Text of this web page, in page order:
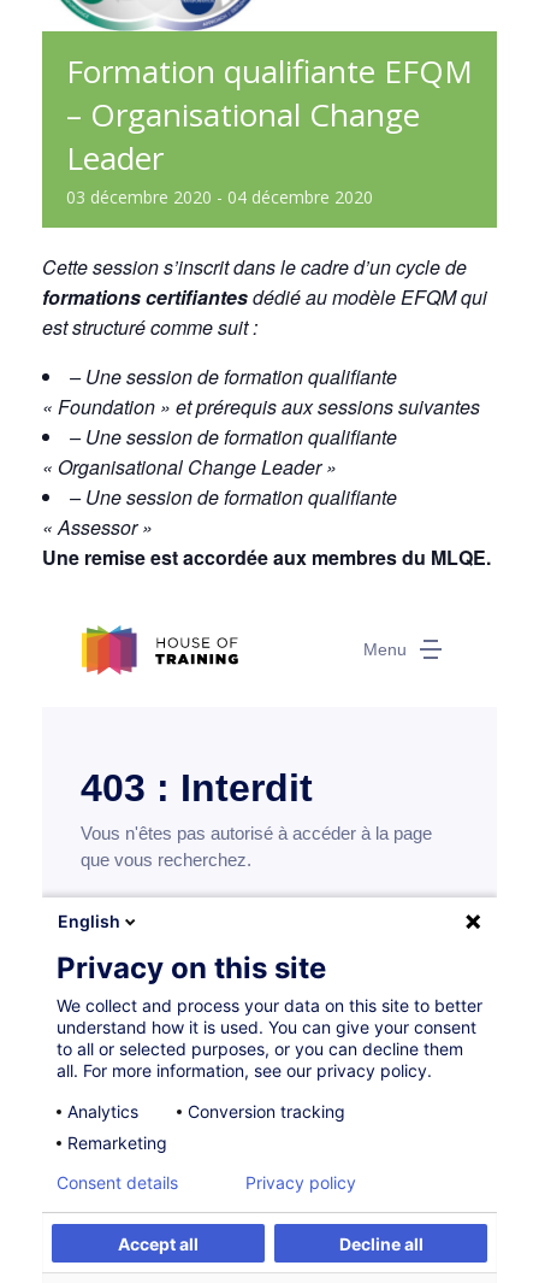
Formation qualifiante EFQM
– Organisational Change
Leader
03 décembre 2020 - 04 décembre 2020
Cette session s’inscrit dans le cadre d’un cycle de
formations certifiantesdédié au modèle EFQM qui
est structuré comme suit :
– Une session de formation qualifiante
« Foundation » et prérequis aux sessions suivantes
– Une session de formation qualifiante
« Organisational Change Leader »
– Une session de formation qualifiante
« Assessor »
Une remise est accordée aux membres du MLQE.